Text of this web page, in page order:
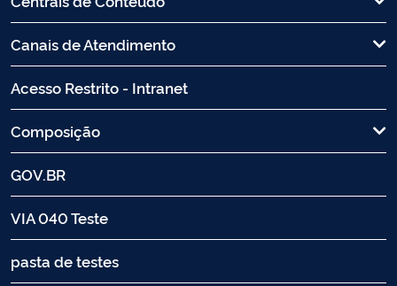
Canais de Atendimento
Acesso Restrito - Intranet
Composição
GOV.BR
VIA 040 Teste
pasta de testes